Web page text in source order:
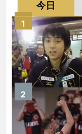
今日
1
2